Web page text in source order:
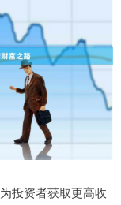
投资者获取更高收